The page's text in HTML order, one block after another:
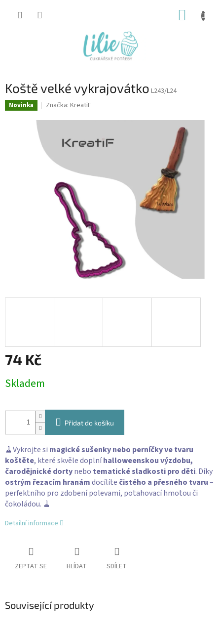
Koště velké vykrajovátko L243/L24
Novinka Značka: KreatiF
74 Kč
cena:
Skladem
Přidat do košíku
🧹Vykrojte si magické sušenky nebo perníčky ve tvaru
koštěte, které skvěle doplníhalloweenskou výzdobu,
čarodějnické dortynebo tematické sladkosti pro děti. Díky
ostrým řezacím hranámdocílíte čistého a přesného tvaru–
perfektního pro zdobení polevami, potahovací hmotou či
čokoládou. 🧹
Detailní informace
ZEPTAT SE HLÍDAT SDÍLET
Související produkty